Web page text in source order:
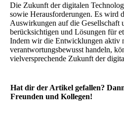
Die Zukunft der digitalen
sowie Herausforderungen. Es wird
Auswirkungen auf die Gesellschaft
berücksichtigen und Lösungen für
Indem wir die Entwicklungen aktiv
verantwortungsbewusst handeln,
vielversprechende Zukunft der
Hat dir der Artikel gefallen?
Freunden und Kollegen!